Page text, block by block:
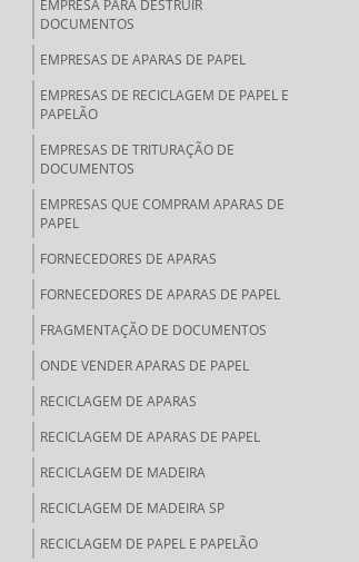
EMPRESA PARA DESTRUIR
DOCUMENTOS
EMPRESAS DE APARAS DE PAPEL
EMPRESAS DE RECICLAGEM DE PAPEL E
PAPELÃO
EMPRESAS DE TRITURAÇÃO DE
DOCUMENTOS
EMPRESAS QUE COMPRAM APARAS DE
PAPEL
FORNECEDORES DE APARAS
FORNECEDORES DE APARAS DE PAPEL
FRAGMENTAÇÃO DE DOCUMENTOS
ONDE VENDER APARAS DE PAPEL
RECICLAGEM DE APARAS
RECICLAGEM DE APARAS DE PAPEL
RECICLAGEM DE MADEIRA
RECICLAGEM DE MADEIRA SP
RECICLAGEM DE PAPEL E PAPELÃO